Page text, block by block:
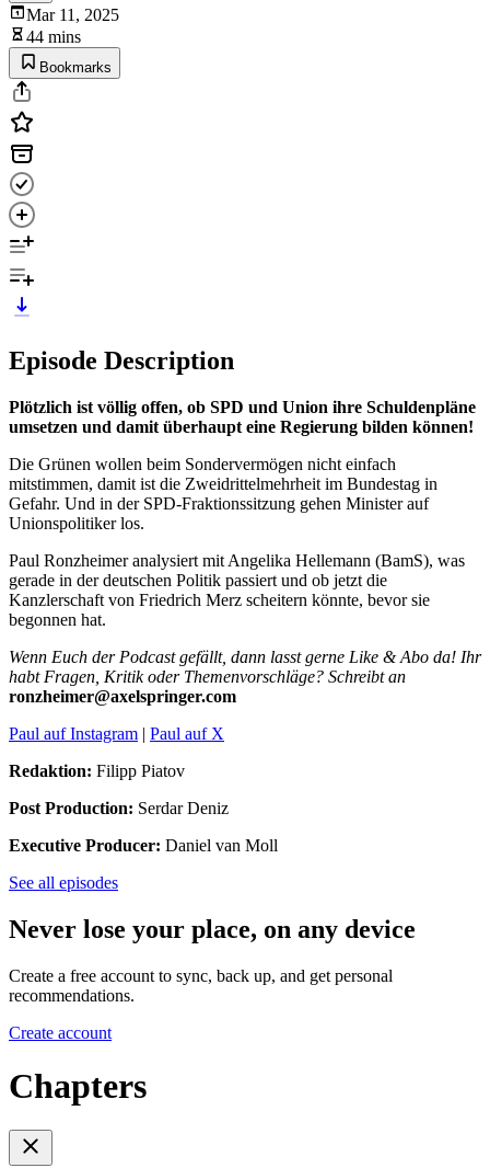
Mar 11, 2025
44 mins
Bookmarks
Episode Description
Plötzlich ist völlig offen, ob SPD und Union ihre Schuldenpläne
umsetzen und damit überhaupt eine Regierung bilden können!
Die Grünen wollen beim Sondervermögen nicht einfach
mitstimmen, damit ist die Zweidrittelmehrheit im Bundestag in
Gefahr. Und in der SPD-Fraktionssitzung gehen Minister auf
Unionspolitiker los.
Paul Ronzheimer analysiert mit Angelika Hellemann (BamS), was
gerade in der deutschen Politik passiert und ob jetzt die
Kanzlerschaft von Friedrich Merz scheitern könnte, bevor sie
begonnen hat.
Wenn Euch der Podcast gefällt, dann lasst gerne Like & Abo da! Ihr
habt Fragen, Kritik oder Themenvorschläge? Schreibt an
ronzheimer@axelspringer.com
Paul auf Instagram | Paul auf X
Redaktion: Filipp Piatov
Post Production: Serdar Deniz
Executive Producer: Daniel van Moll
See all episodes
Never lose your place, on any device
Create a free account to sync, back up, and get personal
recommendations.
Create account
Chapters